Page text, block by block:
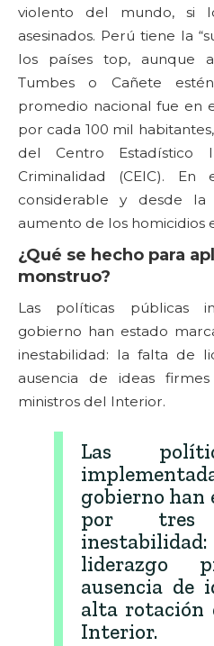
violento del mundo, si
asesinados. Perú tiene la
los países top, aunque
Tumbes o Cañete
promedio nacional fue en
por cada 100 mil
del Centro Estadístico
Criminalidad (CEIC).
considerable y desde
aumento de los homicidios
¿Qué se hecho para
monstruo?
Las políticas públicas
gobierno han estado
inestabilidad: la falta de
ausencia de ideas
ministros del Interior.
Las
gobierno han
por tres
liderazgo
ausencia de
alta rotación
Interior.